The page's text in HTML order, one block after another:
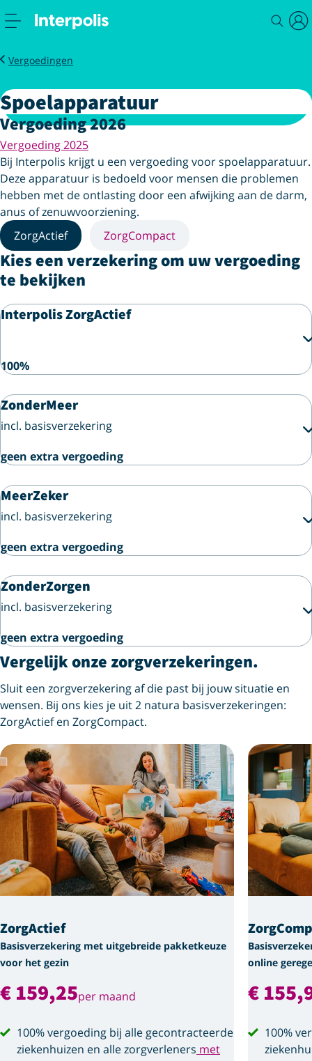
Service
Zorg
Vergoedingen
Spoelapparatuur
Spoelapparatuur
Vergoeding 2026
Vergoeding 2025
Bij Interpolis krijgt u een vergoeding voor spoelapparatuur.
Deze apparatuur is bedoeld voor mensen die problemen
hebben met de ontlasting door een afwijking aan de darm,
anus of zenuwvoorziening.
ZorgActief
ZorgCompact
Kies een verzekering om uw vergoeding
te bekijken
Interpolis ZorgActief
100%
ZonderMeer
incl. basisverzekering
geen extra vergoeding
MeerZeker
incl. basisverzekering
geen extra vergoeding
ZonderZorgen
incl. basisverzekering
geen extra vergoeding
Vergelijk onze zorgverzekeringen.
Sluit een zorgverzekering af die past bij jouw situatie en
wensen. Bij ons kies je uit 2 natura basisverzekeringen:
ZorgActief en ZorgCompact.
ZorgActief
Basisverzekering met uitgebreide pakketkeuze
voor het gezin
€ 159,25per maand
100% vergoeding bij alle gecontracteerde
ziekenhuizen en alle zorgverleners met
online
€
100%